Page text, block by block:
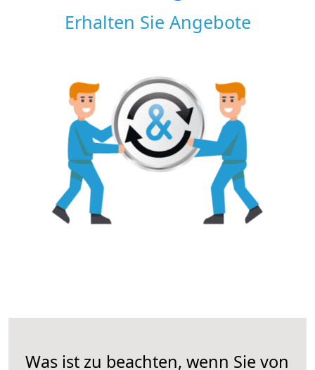
Erhalten Sie Angebote
Was ist zu beachten, wenn Sie von